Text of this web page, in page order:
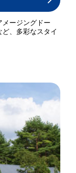
ージングドー
、多彩なスタイ